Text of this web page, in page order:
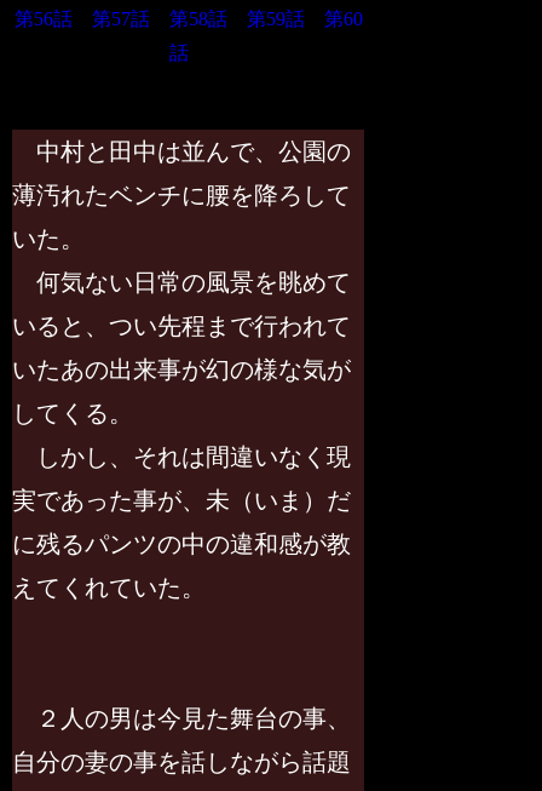
第56話 第57話 第58話 第59話 第60
話
中村と田中は並んで、公園の
薄汚れたベンチに腰を降ろして
いた。
何気ない日常の風景を眺めて
いると、つい先程まで行われて
いたあの出来事が幻の様な気が
してくる。
しかし、それは間違いなく現
実であった事が、未（いま）だ
に残るパンツの中の違和感が教
えてくれていた。
２人の男は今見た舞台の事、
自分の妻の事を話しながら話題